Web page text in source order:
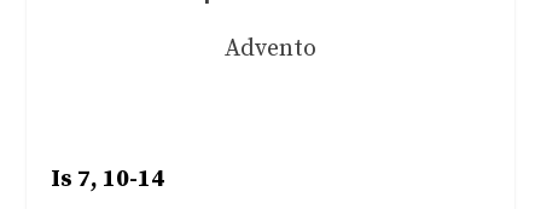
Advento
Is 7, 10-14